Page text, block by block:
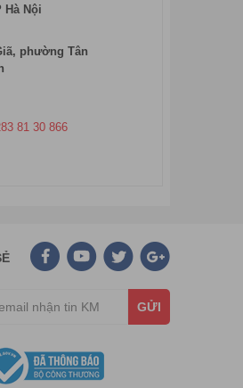
Nội
phường Tân
81 30 866
GỬI